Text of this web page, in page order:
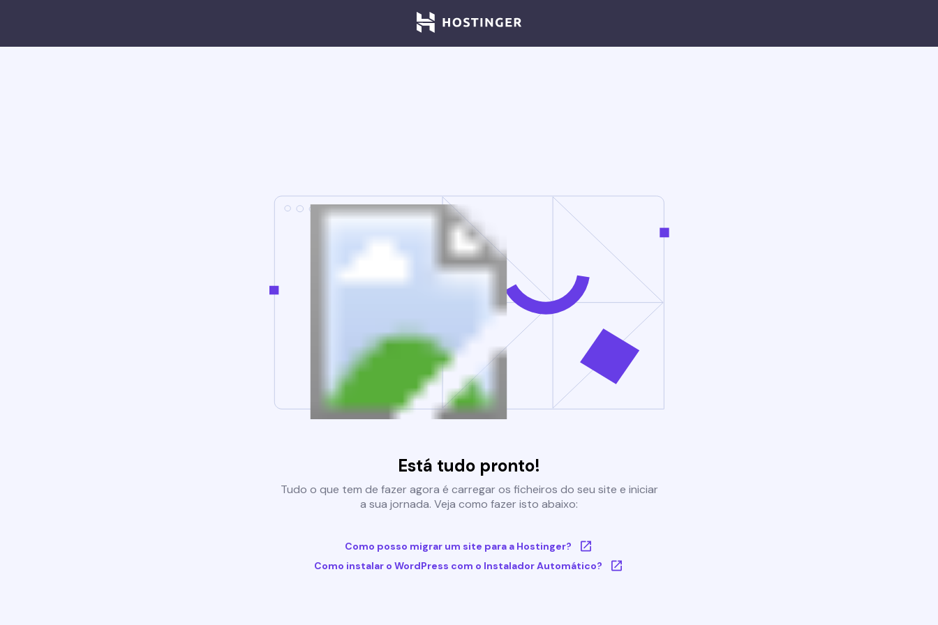
Está tudo pronto!
Tudo o que tem de fazer agora é carregar os ficheiros do seu site e iniciar
a sua jornada. Veja como fazer isto abaixo:
Como posso migrar um site para a Hostinger?
Como instalar o WordPress com o Instalador Automático?